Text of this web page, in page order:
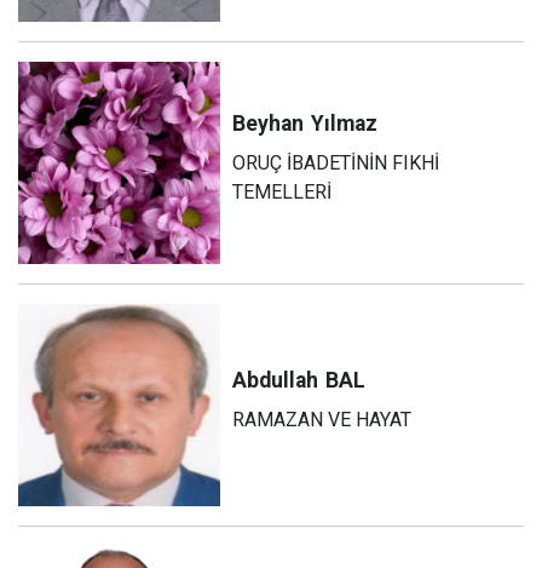
Beyhan Yılmaz
ORUÇ İBADETİNİN FIKHİ
TEMELLERİ
Abdullah BAL
RAMAZAN VE HAYAT